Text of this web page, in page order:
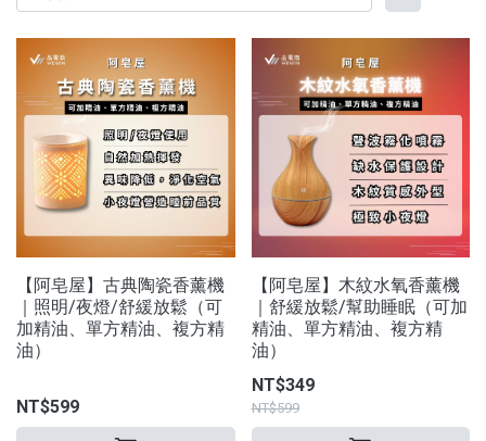
【阿皂屋】古典陶瓷香薰機
｜照明/夜燈/舒緩放鬆（可
加精油、單方精油、複方精
油）
NT$599
【阿皂屋】木紋水氧香薰機
｜舒緩放鬆/幫助睡眠（可加
精油、單方精油、複方精
油）
NT$349
NT$599